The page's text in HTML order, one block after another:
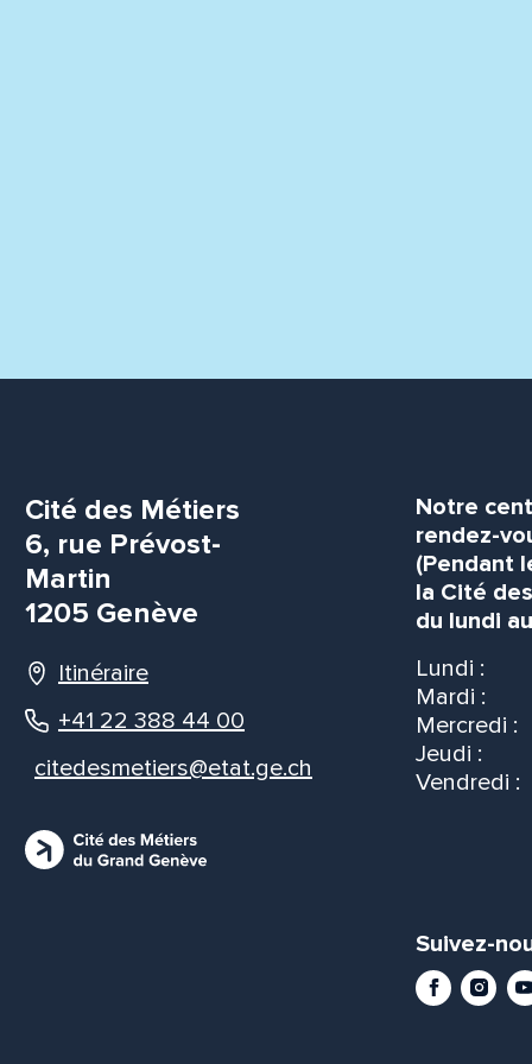
Cité des Métiers
6, rue Prévost-
Martin
1205 Genève
Itinéraire
+41 22 388 44 00
citedesmetiers@etat.ge.ch
Notre
rendez-
(Pendant
la Cité
du lundi
Lundi :
Mardi :
Mercredi :
Jeudi :
Vendredi :
Suivez-
Facebook